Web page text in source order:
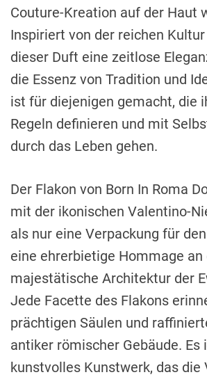
Couture-Kreation auf der Haut
Inspiriert von der reichen
dieser Duft eine zeitlose
die Essenz von Tradition und
ist für diejenigen gemacht, die
Regeln definieren und mit
durch das Leben gehen.
Der Flakon von Born In Roma
mit der ikonischen Valentino-
als nur eine Verpackung für
eine ehrerbietige Hommage an
majestätische Architektur der
Jede Facette des Flakons
prächtigen Säulen und
antiker römischer Gebäude. Es
kunstvolles Kunstwerk, das die